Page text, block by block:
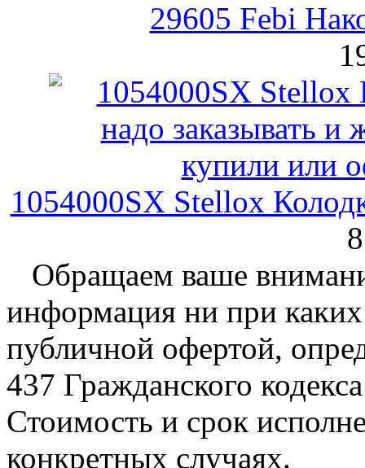
29605 Febi
1054000SX Stellox
Обращаем ваше
информация ни при каких
публичной офертой,
437 Гражданского
Стоимость и срок
конкретных случаях.